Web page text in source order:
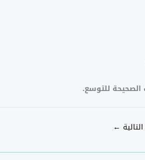
للتوسع.
←